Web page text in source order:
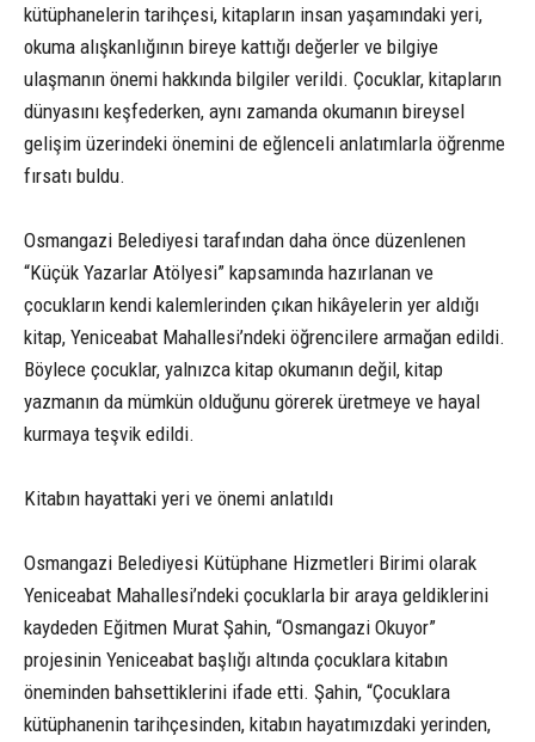
kütüphanelerin tarihçesi, kitapların insan yaşamındaki yeri,
okuma alışkanlığının bireye kattığı değerler ve bilgiye
ulaşmanın önemi hakkında bilgiler verildi. Çocuklar, kitapların
dünyasını keşfederken, aynı zamanda okumanın bireysel
gelişim üzerindeki önemini de eğlenceli anlatımlarla öğrenme
fırsatı buldu.
Osmangazi Belediyesi tarafından daha önce düzenlenen
“Küçük Yazarlar Atölyesi” kapsamında hazırlanan ve
çocukların kendi kalemlerinden çıkan hikâyelerin yer aldığı
kitap, Yeniceabat Mahallesi’ndeki öğrencilere armağan edildi.
Böylece çocuklar, yalnızca kitap okumanın değil, kitap
yazmanın da mümkün olduğunu görerek üretmeye ve hayal
kurmaya teşvik edildi.
Kitabın hayattaki yeri ve önemi anlatıldı
Osmangazi Belediyesi Kütüphane Hizmetleri Birimi olarak
Yeniceabat Mahallesi’ndeki çocuklarla bir araya geldiklerini
kaydeden Eğitmen Murat Şahin, “Osmangazi Okuyor”
projesinin Yeniceabat başlığı altında çocuklara kitabın
öneminden bahsettiklerini ifade etti. Şahin, “Çocuklara
kütüphanenin tarihçesinden, kitabın hayatımızdaki yerinden,